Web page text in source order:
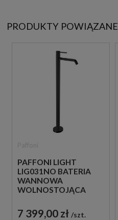
PRODUKTY POWIĄZANE
PAFFONI LIGHT
LIG031NO BATERIA
WANNOWA
WOLNOSTOJĄCA
7 399,00 zł szt.